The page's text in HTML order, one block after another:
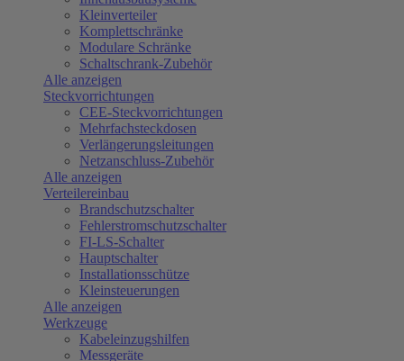
Kleinverteiler
Komplettschränke
Modulare Schränke
Schaltschrank-Zubehör
Alle anzeigen
Steckvorrichtungen
CEE-Steckvorrichtungen
Mehrfachsteckdosen
Verlängerungsleitungen
Netzanschluss-Zubehör
Alle anzeigen
Verteilereinbau
Brandschutzschalter
Fehlerstromschutzschalter
FI-LS-Schalter
Hauptschalter
Installationsschütze
Kleinsteuerungen
Alle anzeigen
Werkzeuge
Kabeleinzugshilfen
Messgeräte